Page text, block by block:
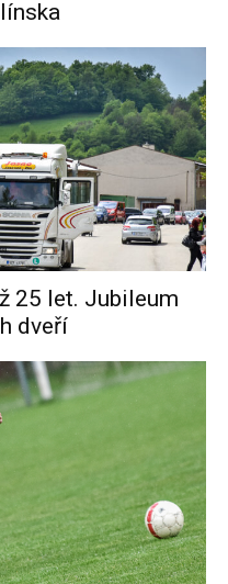
25 let. Jubileum
dveří